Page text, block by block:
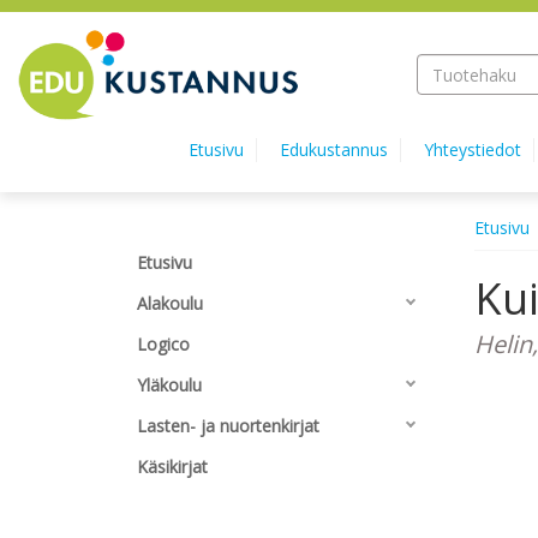
Hyppää pääsisältöön
Etusivu Edukustannus Yhteystiedot
Etusivu
Alakoulu
Logico
Yläkoulu
Lasten- ja nuortenkirjat
Käsikirjat
Etusivu